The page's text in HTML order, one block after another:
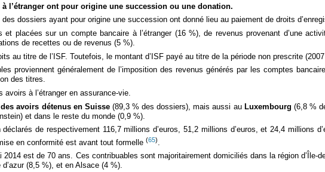
l’étranger ont pour origine une succession ou une donation.
dossiers ayant pour origine une succession ont donné lieu au paiement de droits
placées sur un compte bancaire à l’étranger (16 %), de revenus provenant d’une
de recettes ou de revenus (5 %).
au titre de l’ISF. Toutefois, le montant d’ISF payé au titre de la période non prescrite
proviennent généralement de l’imposition des revenus générés par les comptes
des titres.
à l’étranger en assurance-vie.
avoirs détenus en Suisse (89,3 % des dossiers), mais aussi au Luxembourg (6,8 %
et dans le reste du monde (0,9 %).
de respectivement 116,7 millions d’euros, 51,2 millions d’euros, et 24,4 millions
en conformité est avant tout formelle (65)
est de 70 ans. Ces contribuables sont majoritairement domiciliés dans la région
(8,5 %), et en Alsace (4 %).